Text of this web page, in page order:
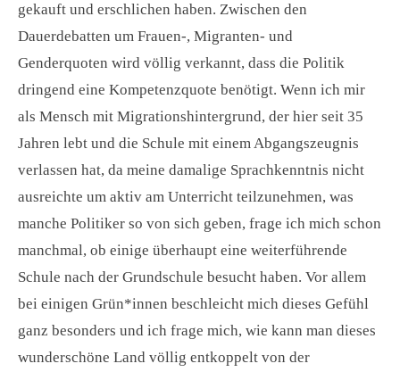
gekauft und erschlichen haben. Zwischen den
Dauerdebatten um Frauen-, Migranten- und
Genderquoten wird völlig verkannt, dass die Politik
dringend eine Kompetenzquote benötigt. Wenn ich mir
als Mensch mit Migrationshintergrund, der hier seit 35
Jahren lebt und die Schule mit einem Abgangszeugnis
verlassen hat, da meine damalige Sprachkenntnis nicht
ausreichte um aktiv am Unterricht teilzunehmen, was
manche Politiker so von sich geben, frage ich mich schon
manchmal, ob einige überhaupt eine weiterführende
Schule nach der Grundschule besucht haben. Vor allem
bei einigen Grün*innen beschleicht mich dieses Gefühl
ganz besonders und ich frage mich, wie kann man dieses
wunderschöne Land völlig entkoppelt von der